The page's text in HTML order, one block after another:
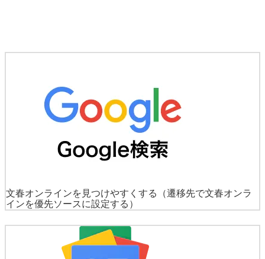
文春オンラインを見つけやすくする
（遷移先で文春オンラ
インを優先ソースに設定する）